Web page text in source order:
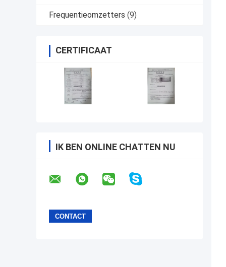
Frequentieomzetters (9)
CERTIFICAAT
IK BEN ONLINE CHATTEN NU